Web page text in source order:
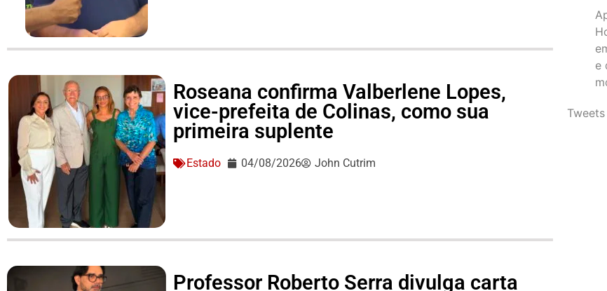
Roseana confirma Valberlene Lopes,
vice-prefeita de Colinas, como sua
primeira suplente
Estado 04/08/2026 John Cutrim
Professor Roberto Serra divulga carta
e